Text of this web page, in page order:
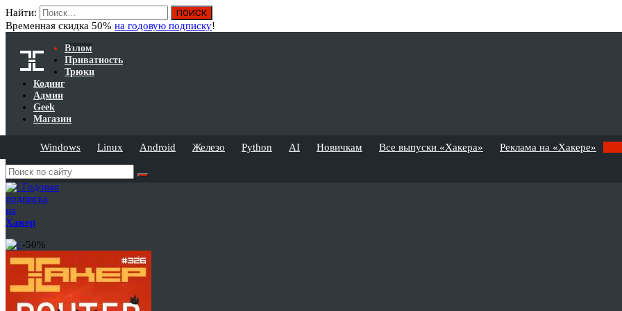
Найти:
Временная скидка 50% на годовую подписку!
Взлом
Приватность
Трюки
Кодинг
Админ
Geek
Магазин
Windows Linux Android Железо Python AI Новичкам Все выпуски «Хакера» Реклама на «Хакере»
Годовая
подписка
на
Хакер
-50%